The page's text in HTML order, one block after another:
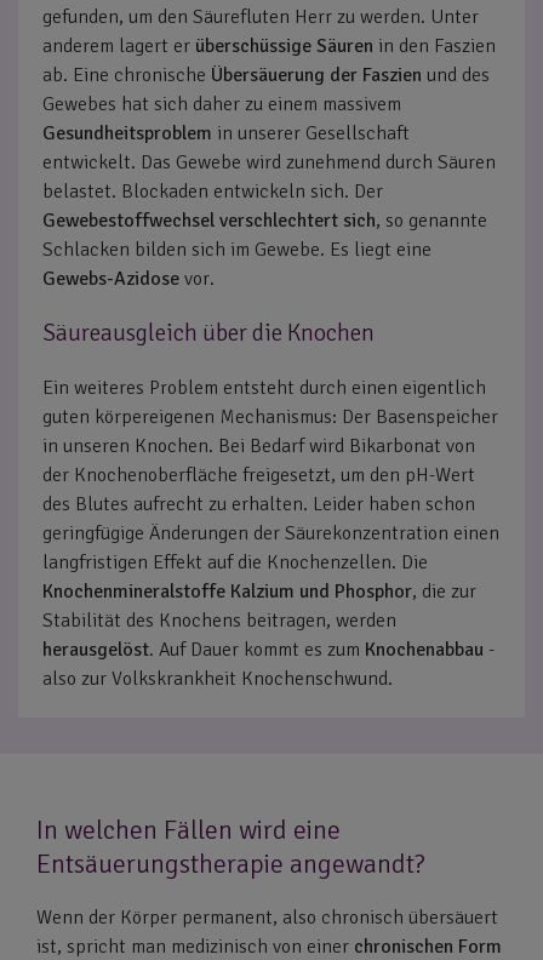
gefunden, um den Säurefluten Herr zu werden. Unter
anderem lagert er überschüssige Säuren in den Faszien
ab. Eine chronische Übersäuerung der Faszien und des
Gewebes hat sich daher zu einem massivem
Gesundheitsproblem in unserer Gesellschaft
entwickelt. Das Gewebe wird zunehmend durch Säuren
belastet. Blockaden entwickeln sich. Der
Gewebestoffwechsel verschlechtert sich, so genannte
Schlacken bilden sich im Gewebe. Es liegt eine
Gewebs-Azidose vor.
Säureausgleich über die Knochen
Ein weiteres Problem entsteht durch einen eigentlich
guten körpereigenen Mechanismus: Der Basenspeicher
in unseren Knochen. Bei Bedarf wird Bikarbonat von
der Knochenoberfläche freigesetzt, um den pH-Wert
des Blutes aufrecht zu erhalten. Leider haben schon
geringfügige Änderungen der Säurekonzentration einen
langfristigen Effekt auf die Knochenzellen. Die
Knochenmineralstoffe Kalzium und Phosphor, die zur
Stabilität des Knochens beitragen, werden
herausgelöst. Auf Dauer kommt es zum Knochenabbau -
also zur Volkskrankheit Knochenschwund.
In welchen Fällen wird eine
Entsäuerungstherapie angewandt?
Wenn der Körper permanent, also chronisch übersäuert
ist, spricht man medizinisch von einer chronischen Form